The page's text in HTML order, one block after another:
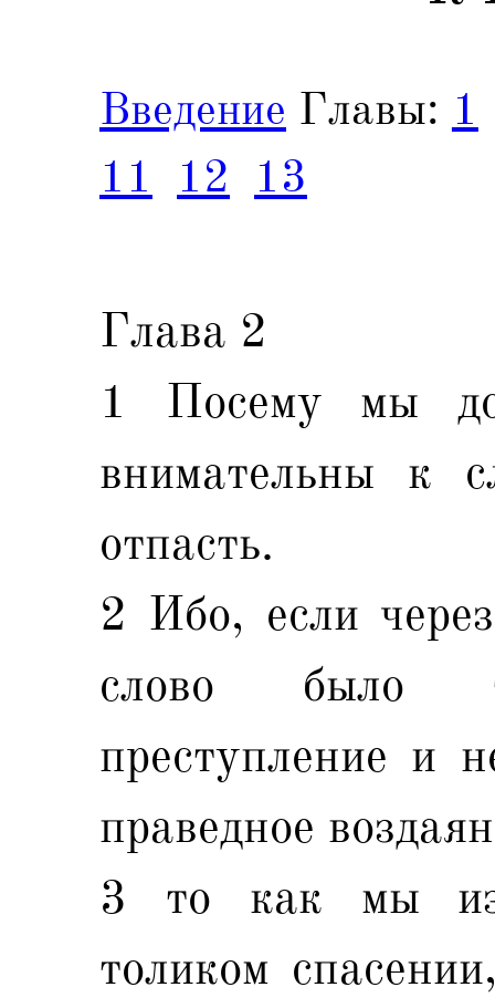
Введение Главы: 1
11
12 13
Глава 2
1 Посему мы
внимательны к
отпасть.
2 Ибо, если
слово было
преступление и
праведное
3 то как мы
толиком